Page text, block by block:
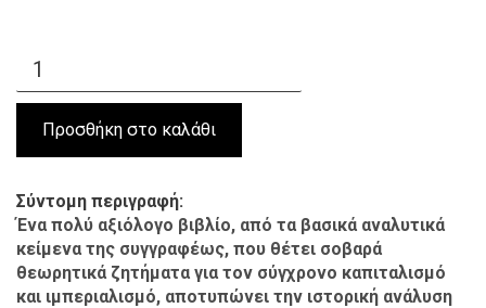
Σύντομη περιγραφή
Ένα πολύ αξιόλογο βιβλίο, από τα βασικά αναλυτικά
κείμενα της συγγραφέως, που θέτει σοβαρά
θεωρητικά ζητήματα για τον σύγχρονο καπιταλισμό
και ιμπεριαλισμό, αποτυπώνει την ιστορική ανάλυση